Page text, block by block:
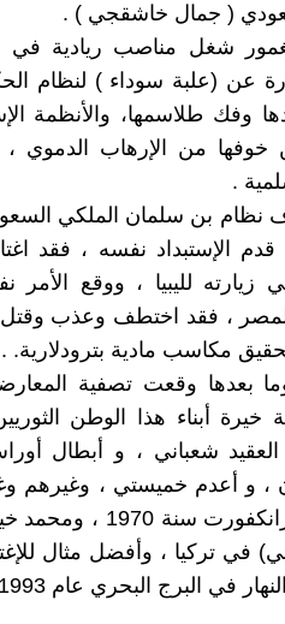
( جمال خاشقجي ) .
شغل مناصب ريادية في
عن (علبة سوداء ) لنظام
وفك طلاسمها، والأنظمة
من الإرهاب الدموي ،
.
بن سلمان الملكي
قدم الإستبداد نفسه ، فقد
( موسى الصدر 1978) في زيارته لليبيا ،
لمصر ، فقد اختطف وعذب
مكاسب مادية بترودلارية. .
بعدها وقعت تصفية
خيرة أبناء هذا الوطن
العقيد شعباني ، و أبطال
و أعدم خميستي ، وغيرهم
الإستقلال وقع لكريم بلقاسم
في تركيا ، وأفضل مثال
في البرج البحري عام 1993 .